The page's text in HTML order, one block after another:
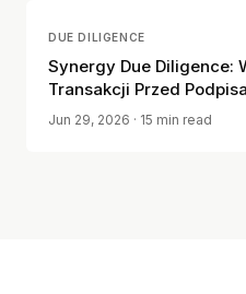
DUE DILIGENCE
Synergy Due Diligence:
Transakcji Przed
Jun 29, 2026 · 15 min read